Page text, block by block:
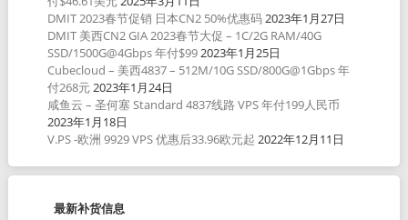
DMIT 2023春节促销 日本CN2 50%优惠码2023年1月27日
DMIT 美西CN2 GIA 2023春节大促 – 1C/2G RAM/40G
SSD/1500G@4Gbps 年付$992023年1月25日
Cubecloud – 美西4837 – 512M/10G SSD/800G@1Gbps 年
付268元2023年1月24日
咸鱼云 – 圣何塞 Standard 4837线路 VPS 年付199人民币
2023年1月18日
V.PS -欧洲 9929 VPS 优惠后33.96欧元起 2022年12月11日
最新补货信息